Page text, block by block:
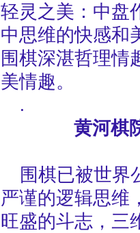
轻灵之美：中盘
中思维的快感和
围棋深湛哲理情
美情趣。
.
黄河棋
围棋已被世界
严谨的逻辑思维
旺盛的斗志，三